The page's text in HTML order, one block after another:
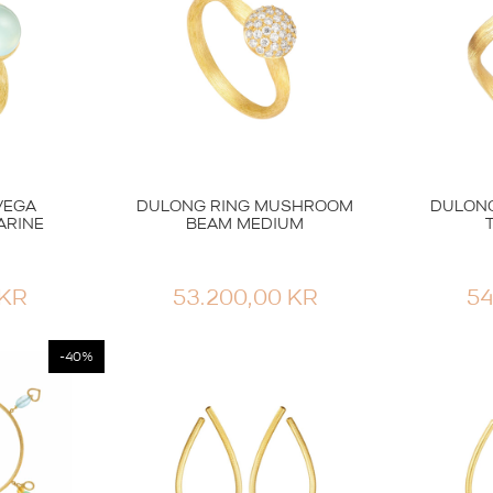
KR.
DULONG RING MUSHROOM
BEAM MEDIUM
53.200,00 KR
-40%